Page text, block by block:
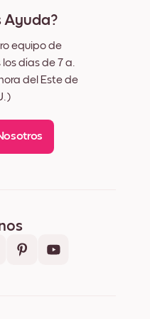
Ayuda?
equipo de
días de 7 a.
del Este de